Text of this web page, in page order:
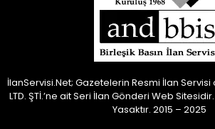
İlanServisi.Net; Gazetelerin Resmi İlan Servisi
LTD. ŞTİ.’ne ait Seri İlan Gönderi Web Sitesidir.
Yasaktır. 2015 – 2025